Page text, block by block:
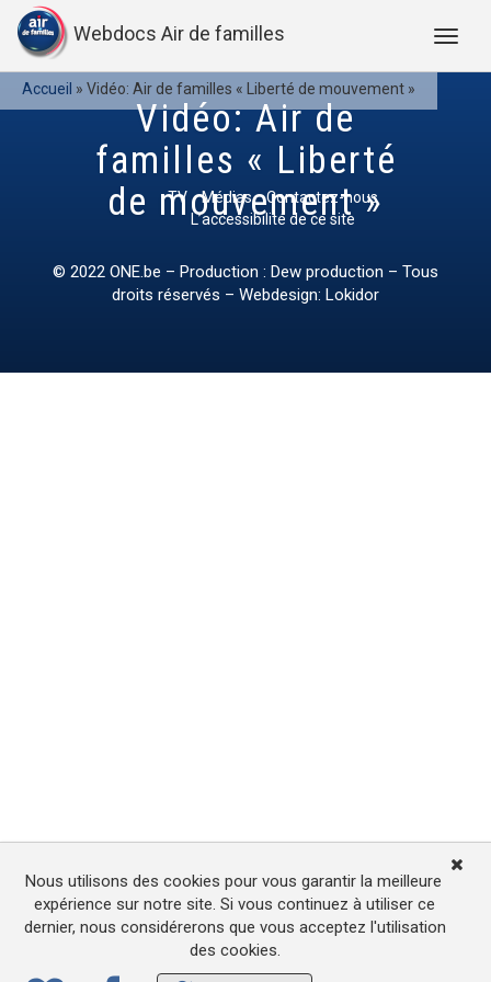
Webdocs Air de familles
Accueil » Vidéo: Air de familles « Liberté de mouvement »
Vidéo: Air de
familles « Liberté
de mouvement »
TV Médias
Contactez-nous
L’accessibilité de ce site
© 2022 ONE.be – Production : Dew production – Tous
droits réservés – Webdesign: Lokidor
Nous utilisons des cookies pour vous garantir la meilleure
expérience sur notre site. Si vous continuez à utiliser ce
dernier, nous considérerons que vous acceptez l'utilisation
des cookies.